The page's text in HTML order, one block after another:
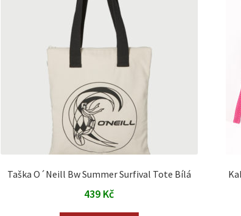
Taška O´Neill Bw Summer Surfival Tote Bílá
439 Kč